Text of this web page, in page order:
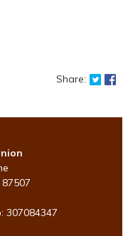
Share:
: 307084347